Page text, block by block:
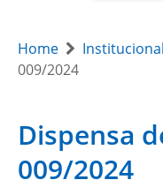
Home Institucional
009/2024
Dispensa
009/2024